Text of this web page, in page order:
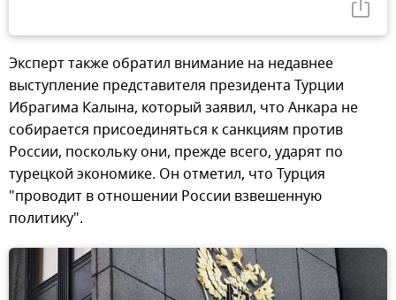
Эксперт также обратил внимание на недавнее
выступление представителя президента Турции
Ибрагима Калына, который заявил, что Анкара не
собирается присоединяться к санкциям против
России, поскольку они, прежде всего, ударят по
турецкой экономике. Он отметил, что Турция
"проводит в отношении России взвешенную
политику".